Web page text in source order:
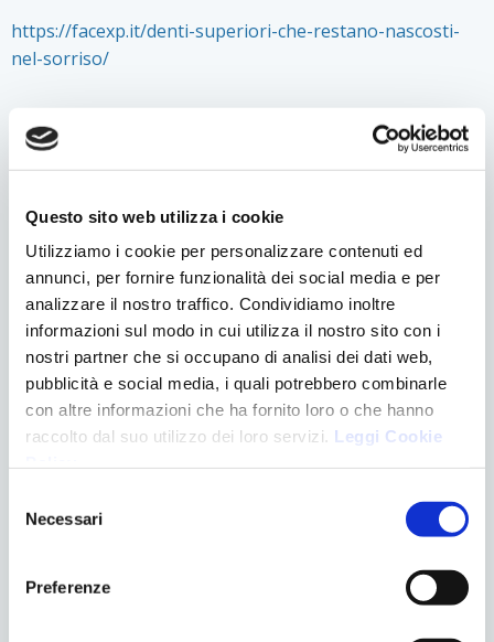
Questo sito web utilizza i cookie
Utilizziamo i cookie per personalizzare contenuti ed
annunci, per fornire funzionalità dei social media e per
analizzare il nostro traffico. Condividiamo inoltre
informazioni sul modo in cui utilizza il nostro sito con i
nostri partner che si occupano di analisi dei dati web,
pubblicità e social media, i quali potrebbero combinarle
con altre informazioni che ha fornito loro o che hanno
raccolto dal suo utilizzo dei loro servizi. Leggi Cookie
delNecessari
Preferenze
https://facexp.it/denti-superiori-che-restano-nascosti-
nel-sorriso/
Questo argomento è interessante? Condividilo!
Facebook
Twitter
LinkedIn
WhatsApp
Condividi
CATEGORIE
Apparecchiature
Chirurgia
Denti e gravidanza
Eventi
Ortodonzia
Trattamenti